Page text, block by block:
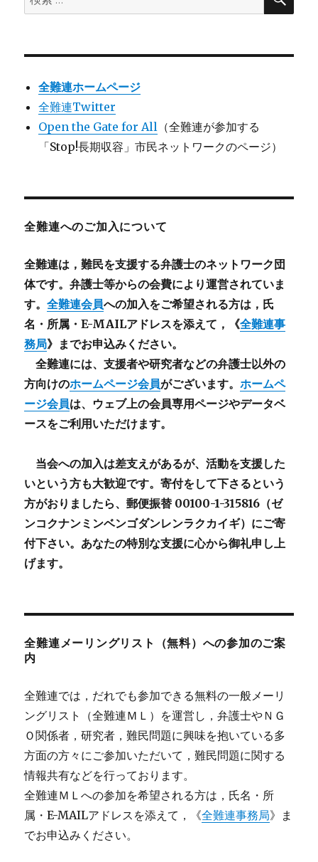
索:
全難連ホームページ
全難連Twitter
Open the Gate for All （全難連が参加する
「Stop!長期収容」市民ネットワークのページ）
全難連へのご加入について
全難連は，難民を支援する弁護士のネットワーク団
体です。弁護士等からの会費により運営されていま
す。全難連会員への加入をご希望される方は，氏
名・所属・E-MAILアドレスを添えて，《全難連事
務局》までお申込みください。
全難連には、支援者や研究者などの弁護士以外の
方向けのホームページ会員がございます。ホームペ
ージ会員は、ウェブ上の会員専用ページやデータベ
ースをご利用いただけます。
当会への加入は差支えがあるが、活動を支援した
いという方も大歓迎です。寄付をして下さるという
方がおりましたら、郵便振替 00100-1-315816（ゼ
ンコクナンミンベンゴダンレンラクカイギ）にご寄
付下さい。あなたの特別な支援に心から御礼申し上
げます。
全難連メーリングリスト（無料）への参加のご案
内
全難連では，だれでも参加できる無料の一般メーリ
ングリスト（全難連ＭＬ）を運営し，弁護士やＮＧ
Ｏ関係者，研究者，難民問題に興味を抱いている多
方面の方々にご参加いただいて，難民問題に関する
情報共有などを行っております。
全難連ＭＬへの参加を希望される方は，氏名・所
属・E-MAILアドレスを添えて，《全難連事務局》ま
でお申込みください。